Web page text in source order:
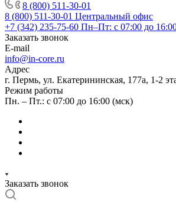
8 (800) 511-30-01
8 (800) 511-30-01 Центральный офис
+7 (342) 235-75-60 Пн–Пт: с 07:00 до
Заказать звонок
E-mail
info@in-core.ru
Адрес
г. Пермь, ул. ​Екатерининская, 177а, ​1-2
Режим работы
Пн. – Пт.: с 07:00 до 16:00 (мск)
Заказать звонок